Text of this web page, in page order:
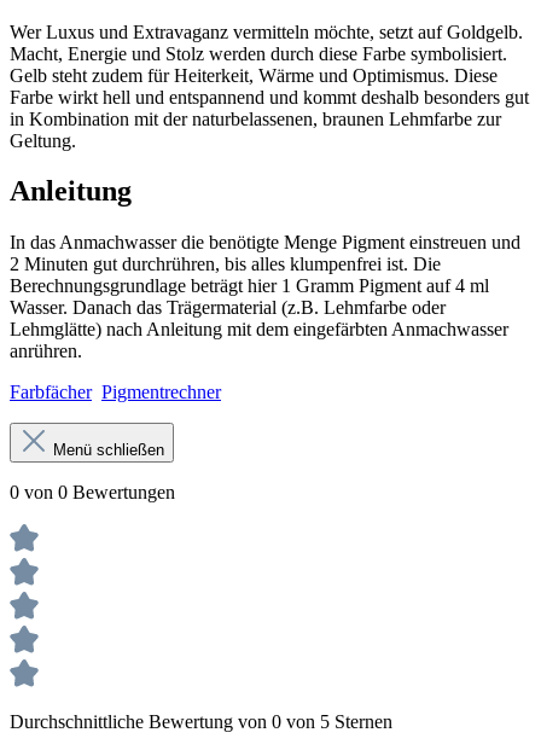
Wer Luxus und Extravaganz vermitteln möchte, setzt auf Goldgelb.
Macht, Energie und Stolz werden durch diese Farbe symbolisiert.
Gelb steht zudem für Heiterkeit, Wärme und Optimismus. Diese
Farbe wirkt hell und entspannend und kommt deshalb besonders gut
in Kombination mit der naturbelassenen, braunen Lehmfarbe zur
Geltung.
Anleitung
In das Anmachwasser die benötigte Menge Pigment einstreuen und
2 Minuten gut durchrühren, bis alles klumpenfrei ist. Die
Berechnungsgrundlage beträgt hier 1 Gramm Pigment auf 4 ml
Wasser. Danach das Trägermaterial (z.B. Lehmfarbe oder
Lehmglätte) nach Anleitung mit dem eingefärbten Anmachwasser
anrühren.
Farbfächer Pigmentrechner
Menü schließen
0 von 0 Bewertungen
Durchschnittliche Bewertung von 0 von 5 Sternen